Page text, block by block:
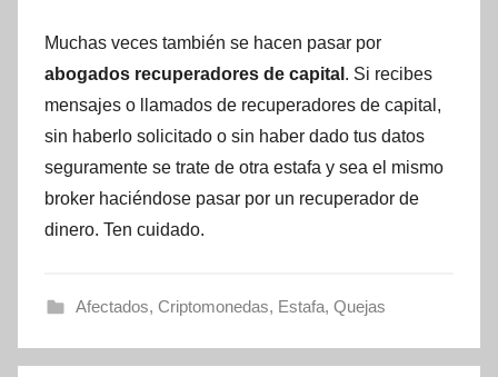
Muchas veces también se hacen pasar por
abogados recuperadores de capital . Si recibes
mensajes o llamados de recuperadores de capital,
sin haberlo solicitado o sin haber dado tus datos
seguramente se trate de otra estafa y sea el mismo
broker haciéndose pasar por un recuperador de
dinero. Ten cuidado.
Afectados, Criptomonedas, Estafa, Quejas